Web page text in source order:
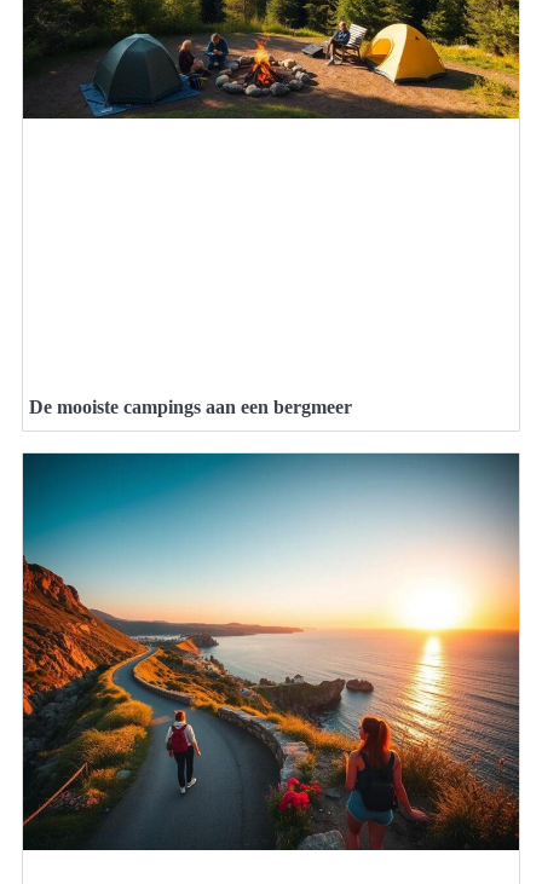
De mooiste campings aan een bergmeer